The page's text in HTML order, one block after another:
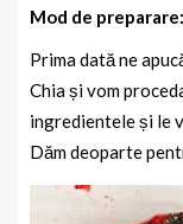
Mod de preparare:
Prima dată ne
Chia și vom
ingredientele și le
Dăm deoparte